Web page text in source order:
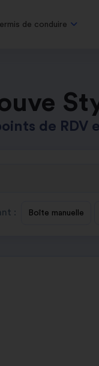
de conduire
de RDV
: Boîte manuelle